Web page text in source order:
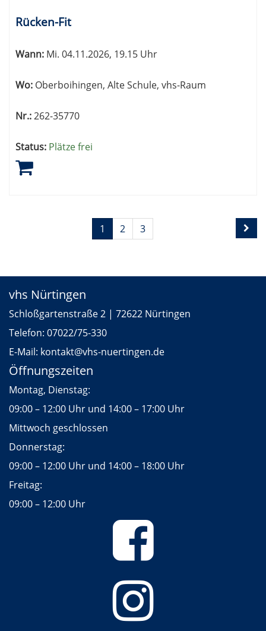
Rücken-Fit
Wann: Mi. 04.11.2026, 19.15 Uhr
Wo: Oberboihingen, Alte Schule, vhs-Raum
Nr.:262-35770
Status: Plätze frei
Seiten
blättern
1 2 3
vhs Nürtingen
Schloßgartenstraße 2 | 72622 Nürtingen
Telefon: 07022/75-330
E-Mail: kontakt@vhs-nuertingen.de
Öffnungszeiten
Montag, Dienstag:
09:00 – 12:00 Uhr und 14:00 – 17:00 Uhr
Mittwoch geschlossen
Donnerstag:
09:00 – 12:00 Uhr und 14:00 – 18:00 Uhr
Freitag:
09:00 – 12:00 Uhr